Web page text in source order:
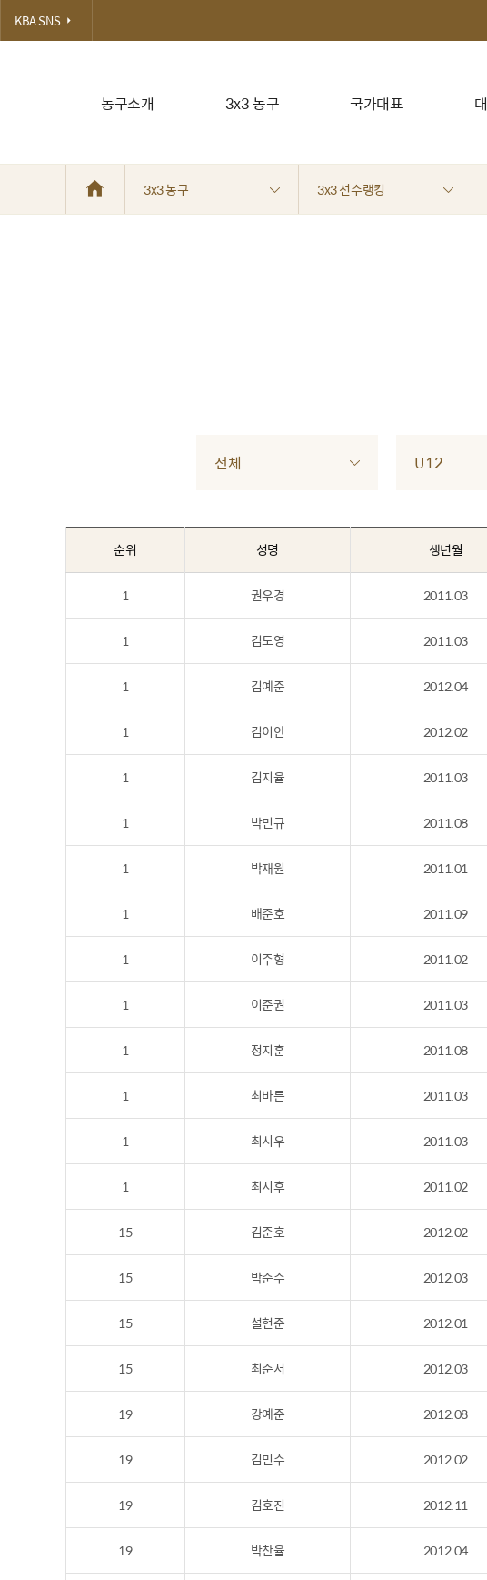
농구소개 3x3 농구 국가대표
KBA SNS
3x3 농구 3x3 선수랭킹
전체 U12
순위 성명 생년월
1 권우경 2011.03
1 김도영 2011.03
1 김예준 2012.04
1 김이안 2012.02
1 김지율 2011.03
1 박민규 2011.08
1 박재원 2011.01
1 배준호 2011.09
1 이주형 2011.02
1 이준권 2011.03
1 정지훈 2011.08
1 최바른 2011.03
1 최시우 2011.03
1 최시후 2011.02
15 김준호 2012.02
15 박준수 2012.03
15 설현준 2012.01
15 최준서 2012.03
19 강예준 2012.08
19 김민수 2012.02
19 김호진 2012.11
19 박찬율 2012.04